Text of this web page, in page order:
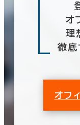
オ
理
徹底
オフ